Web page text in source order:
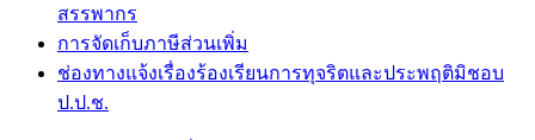
สรรพากร
การจัดเก็บภาษีส่วนเพิ่ม
ช่องทางแจ้งเรื่องร้องเรียนการทุจริตและประพฤติมิชอบ
ป.ป.ช.